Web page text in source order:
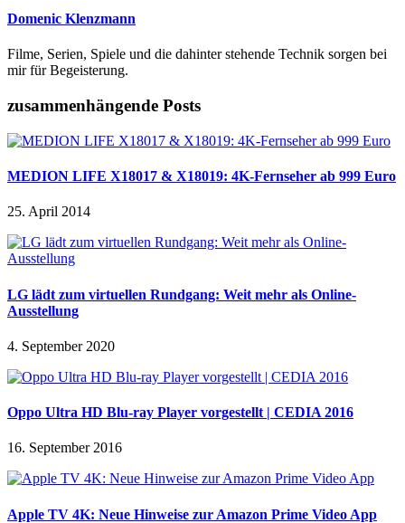
Domenic Klenzmann
Filme, Serien, Spiele und die dahinter stehende Technik sorgen bei
mir für Begeisterung.
zusammenhängende Posts
MEDION LIFE X18017 & X18019: 4K-Fernseher ab 999 Euro
25. April 2014
LG lädt zum virtuellen Rundgang: Weit mehr als Online-
Ausstellung
4. September 2020
Oppo Ultra HD Blu-ray Player vorgestellt | CEDIA 2016
16. September 2016
Apple TV 4K: Neue Hinweise zur Amazon Prime Video App